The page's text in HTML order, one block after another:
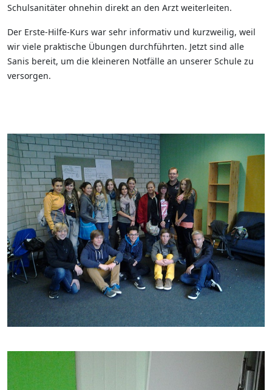
Schulsanitäter ohnehin direkt an den Arzt weiterleiten.
Der Erste-Hilfe-Kurs war sehr informativ und kurzweilig, weil
wir viele praktische Übungen durchführten. Jetzt sind alle
Sanis bereit, um die kleineren Notfälle an unserer Schule zu
versorgen.